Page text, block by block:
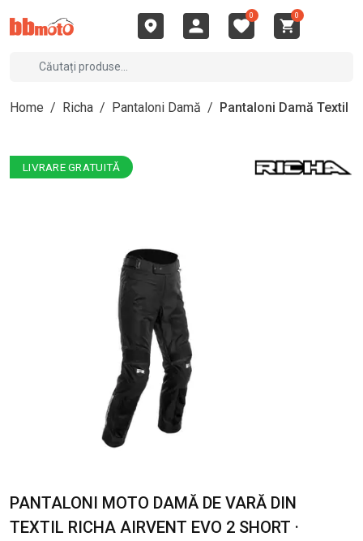
0 0
Home / Richa / Pantaloni Damă / Pantaloni Damă Textil
LIVRARE GRATUITĂ
PANTALONI MOTO DAMĂ DE VARĂ DIN
TEXTIL RICHA AIRVENT EVO 2 SHORT ·